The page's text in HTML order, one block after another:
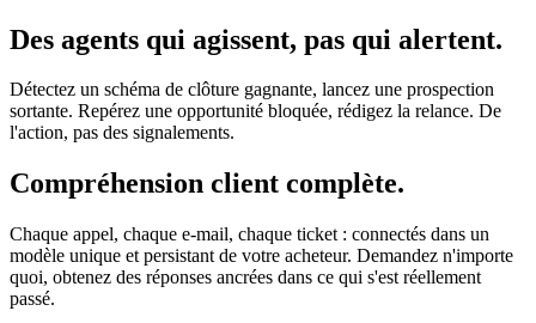
Des agents qui agissent, pas qui alertent.
Détectez un schéma de clôture gagnante, lancez une prospection
sortante. Repérez une opportunité bloquée, rédigez la relance. De
l'action, pas des signalements.
Compréhension client complète.
Chaque appel, chaque e-mail, chaque ticket : connectés dans un
modèle unique et persistant de votre acheteur. Demandez n'importe
quoi, obtenez des réponses ancrées dans ce qui s'est réellement
passé.